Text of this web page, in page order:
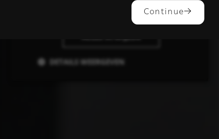
Continue
ALLES ACCEPTEREN
DETAILS WEERGEVEN